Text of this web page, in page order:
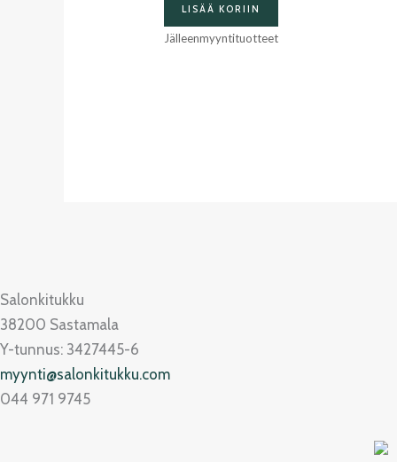
LISÄÄ KORIIN
Jälleenmyyntituotteet
Salonkitukku
38200 Sastamala
Y-tunnus: 3427445-6
myynti@salonkitukku.com
044 971 9745